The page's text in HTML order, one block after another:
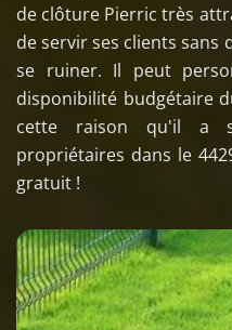
de clôture Pierric très
de servir ses clients sans
se ruiner. Il peut
disponibilité budgétaire
cette raison qu'il a
propriétaires dans le
gratuit !